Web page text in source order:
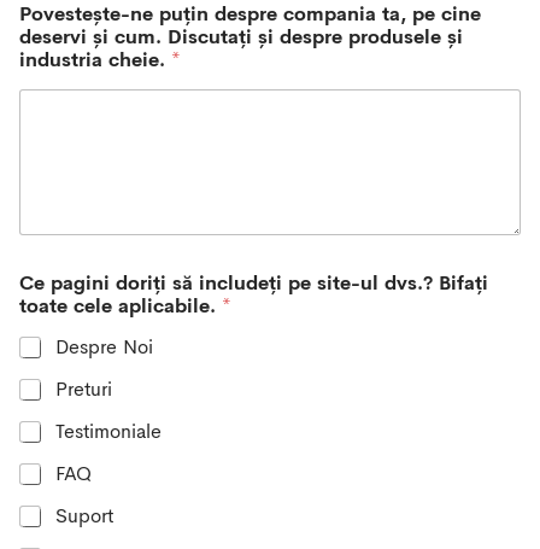
o
u
l
c
t
Povestește-ne puțin despre compania ta, pe cine
deservi și cum. Discutați și despre produsele și
industria cheie. *
Ce pagini doriți să includeți pe site-ul dvs.? Bifați
toate cele aplicabile. *
Despre Noi
Preturi
Testimoniale
FAQ
Suport